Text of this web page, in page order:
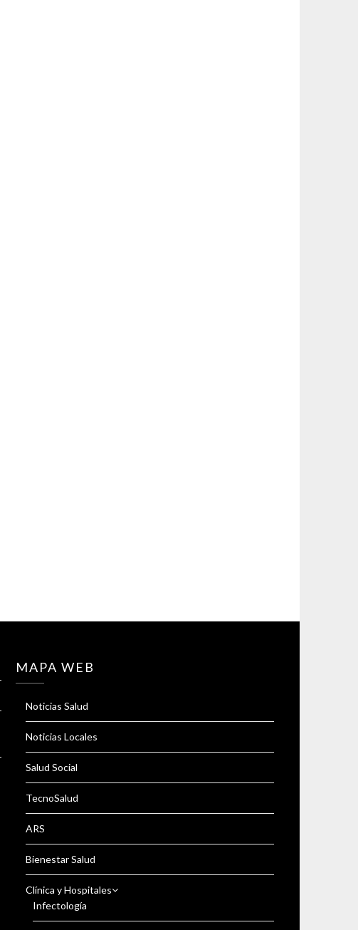
MAPA WEB
Noticias Salud
Noticias Locales
Salud Social
TecnoSalud
ARS
Bienestar Salud
Clínica y Hospitales
Infectología